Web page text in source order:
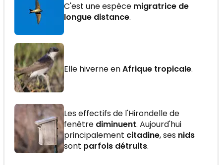
C'est une espèce migratrice de
longue distance.
Elle hiverne enAfrique tropicale.
Les effectifs de l'Hirondelle de
fenêtre diminuent. Aujourd'hui
principalement citadine, ses nids
sont parfois détruits.